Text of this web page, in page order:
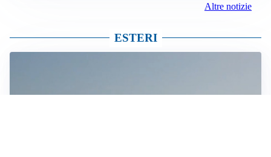
Altre notizie
ESTERI